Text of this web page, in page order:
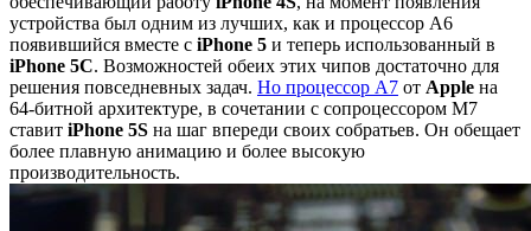
устройства был одним из лучших, как и процессор А6
появившийся вместе с iPhone 5 и теперь использованный в
iPhone 5С. Возможностей обеих этих чипов достаточно для
решения повседневных задач. Но процессор A7 от Apple на
64-битной архитектуре, в сочетании с сопроцессором M7
ставит iPhone 5S на шаг впереди своих собратьев. Он обещает
более плавную анимацию и более высокую
производительность.